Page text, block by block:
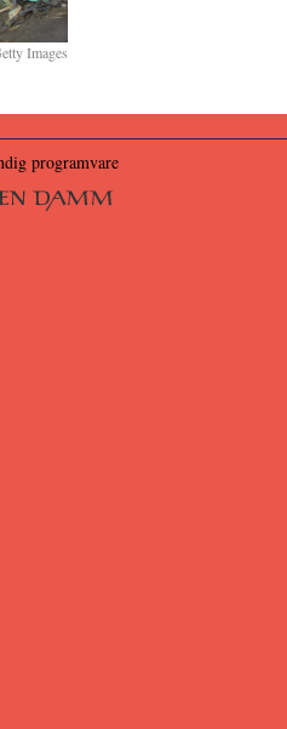
Images
programvare